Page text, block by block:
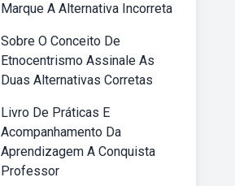
Marque A Alternativa Incorreta
Sobre O Conceito De
Etnocentrismo Assinale As
Duas Alternativas Corretas
Livro De Práticas E
Acompanhamento Da
Aprendizagem A Conquista
Professor